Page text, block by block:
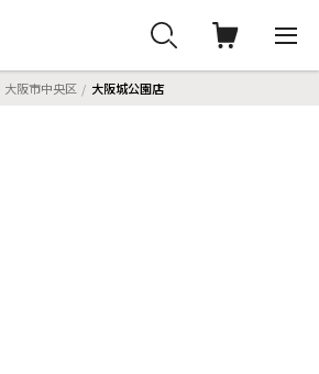
大阪市中央区 大阪城公園店